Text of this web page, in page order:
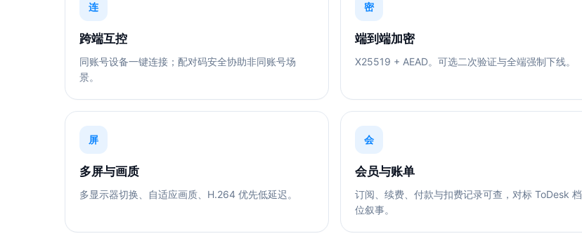
连
跨端互控
同账号设备一键连接；配对码安全协助非同账号场
景。
密
端到端加密
X25519 + AEAD。可选二次验证与全端强制下线。
屏
多屏与画质
多显示器切换、自适应画质、H.264 优先低延迟。
会
会员与账单
订阅、续费、付款与扣费记录可查，对标 ToDesk 档
位叙事。